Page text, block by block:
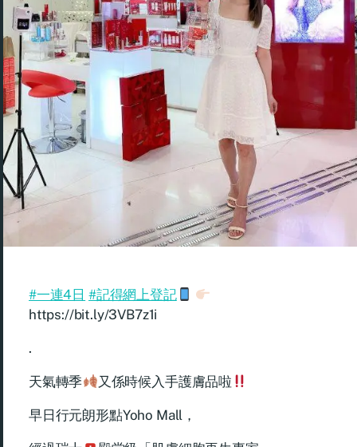
#一連4日 #記得網上登記
https://bit.ly/3VB7z1i
.
天氣轉季 又係時候入手護膚品啦
早日行元朗形點Yoho Mall，